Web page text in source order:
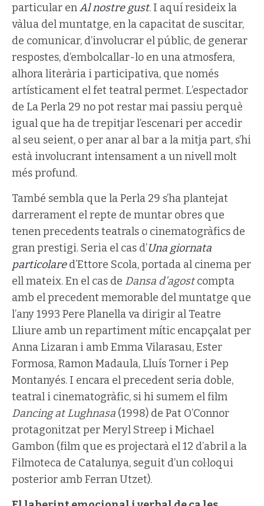
particular enAl nostre gust. I aquí resideix la
vàlua del muntatge, en la capacitat de suscitar,
de comunicar, d’involucrar el públic, de generar
respostes, d’embolcallar-lo en una atmosfera,
alhora literària i participativa, que només
artísticament el fet teatral permet. L’espectador
de La Perla 29 no pot restar mai passiu perquè
igual que ha de trepitjar l’escenari per accedir
al seu seient, o per anar al bar a la mitja part, s’hi
està involucrant intensament a un nivell molt
més profund.
També sembla que la Perla 29 s’ha plantejat
darrerament el repte de muntar obres que
tenen precedents teatrals o cinematogràfics de
gran prestigi. Seria el cas d’Una giornata
particolare d’Ettore Scola, portada al cinema per
ell mateix. En el cas de Dansa d’agostcompta
amb el precedent memorable del muntatge que
l’any 1993 Pere Planella va dirigir al Teatre
Lliure amb un repartiment mític encapçalat per
Anna Lizaran i amb Emma Vilarasau, Ester
Formosa, Ramon Madaula, Lluís Torner i Pep
Montanyés. I encara el precedent seria doble,
teatral i cinematogràfic, si hi sumem el film
Dancing at Lughnasa (1998) de Pat O’Connor
protagonitzat per Meryl Streep i Michael
Gambon (film que es projectarà el 12 d’abril a la
Filmoteca de Catalunya, seguit d’un col·loqui
posterior amb Ferran Utzet).